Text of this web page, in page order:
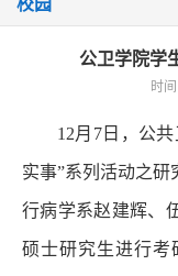
公卫学院学
时
12月7日，公
实事”系列活动之
行病学系赵建辉、
硕士研究生进行考